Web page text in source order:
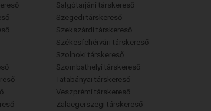
Salgótarjáni társkereső
Szegedi társkereső
Szekszárdi társkereső
Székesfehérvári társkereső
Szolnoki társkereső
Szombathelyi társkereső
Tatabányai társkereső
Veszprémi társkereső
Zalaegerszegi társkereső